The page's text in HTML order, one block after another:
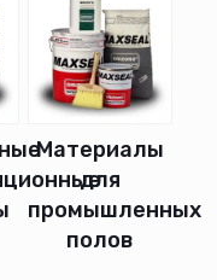
Материалы
для
промышленных
полов